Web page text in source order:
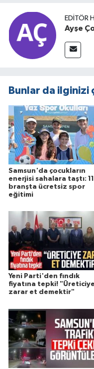
EDITÖR
Ayşe
Bunlar da ilginizi
Samsun'da çocukların
enerjisi sahalara taştı: 11
branşta ücretsiz spor
eğitimi
Yeni Parti'den fındık
fiyatına tepki! "Üreticiye
zarar et demektir"